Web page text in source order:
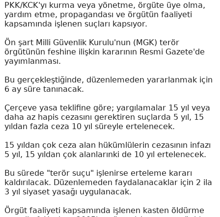
PKK/KCK'yı kurma veya yönetme, örgüte üye olma,
yardım etme, propagandası ve örgütün faaliyeti
kapsamında işlenen suçları kapsıyor.
Ön şart Milli Güvenlik Kurulu'nun (MGK) terör
örgütünün feshine ilişkin kararının Resmi Gazete'de
yayımlanması.
Bu gerçekleştiğinde, düzenlemeden yararlanmak için
6 ay süre tanınacak.
Çerçeve yasa teklifine göre; yargılamalar 15 yıl veya
daha az hapis cezasını gerektiren suçlarda 5 yıl, 15
yıldan fazla ceza 10 yıl süreyle ertelenecek.
15 yıldan çok ceza alan hükümlülerin cezasının infazı
5 yıl, 15 yıldan çok alanlarınki de 10 yıl ertelenecek.
Bu sürede "terör suçu" işlenirse erteleme kararı
kaldırılacak. Düzenlemeden faydalanacaklar için 2 ila
3 yıl siyaset yasağı uygulanacak.
Örgüt faaliyeti kapsamında işlenen kasten öldürme